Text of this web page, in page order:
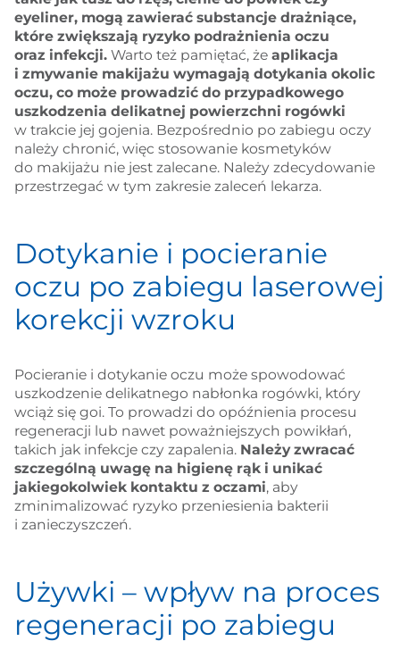
eyeliner, mogą zawierać substancje drażniące,
które zwiększają ryzyko podrażnienia oczu
oraz infekcji.Warto też pamiętać, że aplikacja
i zmywanie makijażu wymagają dotykania okolic
oczu, co może prowadzić do przypadkowego
uszkodzenia delikatnej powierzchni rogówki
w trakcie jej gojenia. Bezpośrednio po zabiegu oczy
należy chronić, więc stosowanie kosmetyków
do makijażu nie jest zalecane. Należy zdecydowanie
przestrzegać w tym zakresie zaleceń lekarza.
Dotykanie i pocieranie
oczu po zabiegu laserowej
korekcji wzroku
Pocieranie i dotykanie oczu może spowodować
uszkodzenie delikatnego nabłonka rogówki, który
wciąż się goi. To prowadzi do opóźnienia procesu
regeneracji lub nawet poważniejszych powikłań,
takich jak infekcje czy zapalenia. Należy zwracać
szczególną uwagę na higienę rąk i unikać
jakiegokolwiek kontaktu z oczami, aby
zminimalizować ryzyko przeniesienia bakterii
i zanieczyszczeń.
Używki – wpływ na proces
regeneracji po zabiegu